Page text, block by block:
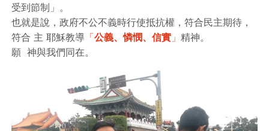
受到節制」。
也就是說，政府不公不義時行使抵抗權，符合民主期待，
符合 主 耶穌教導 「公義、憐憫、信實 」 精神。
願 神與我們同在。